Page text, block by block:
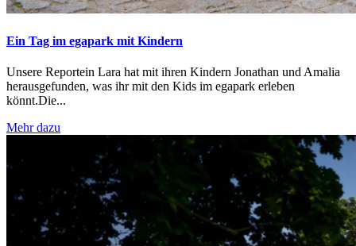
Ein Tag im egapark mit Kindern
Unsere Reportein Lara hat mit ihren Kindern Jonathan und Amalia
herausgefunden, was ihr mit den Kids im egapark erleben
könnt.Die...
Mehr dazu